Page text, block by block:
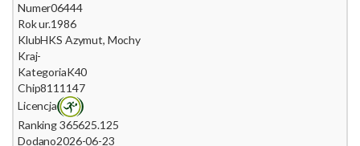
Numer06444
Rok ur.1986
KlubHKS Azymut, Mochy
Kraj-
KategoriaK40
Chip8111147
Licencja
Ranking 365625.125
Dodano2026-06-23